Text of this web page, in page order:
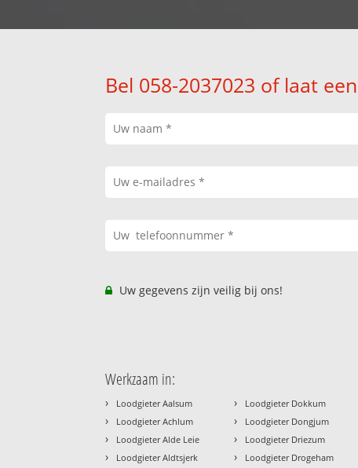
Bel 058-2037023 of laat
Uw gegevens zijn veilig bij ons!
Werkzaam in:
› Loodgieter Aalsum
› Loodgieter Achlum
› Loodgieter Alde Leie
› Loodgieter Aldtsjerk
› Loodgieter Dokkum
› Loodgieter Dongjum
› Loodgieter Driezum
› Loodgieter Drogeham